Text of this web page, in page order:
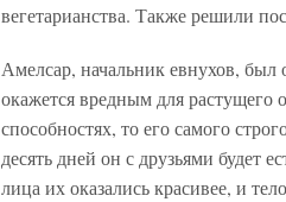
вегетарианства. Также решили
Амелсар, начальник евнухов, был
окажется вредным для растущего
способностях, то его самого
десять дней он с друзьями будет
лица их оказались красивее, и